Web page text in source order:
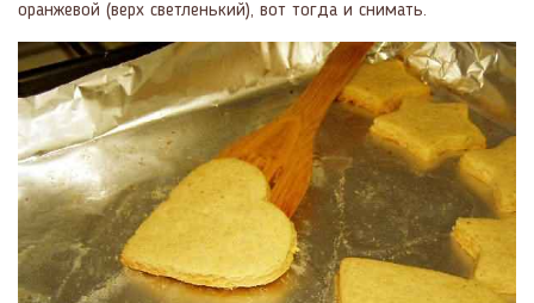
оранжевой (верх светленький), вот тогда и снимать.